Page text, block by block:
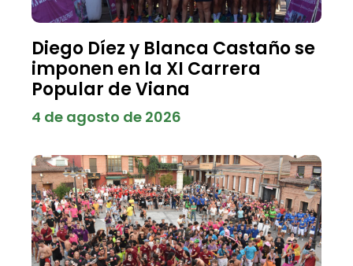
Diego Díez y Blanca Castaño se
imponen en la XI Carrera
Popular de Viana
4 de agosto de 2026